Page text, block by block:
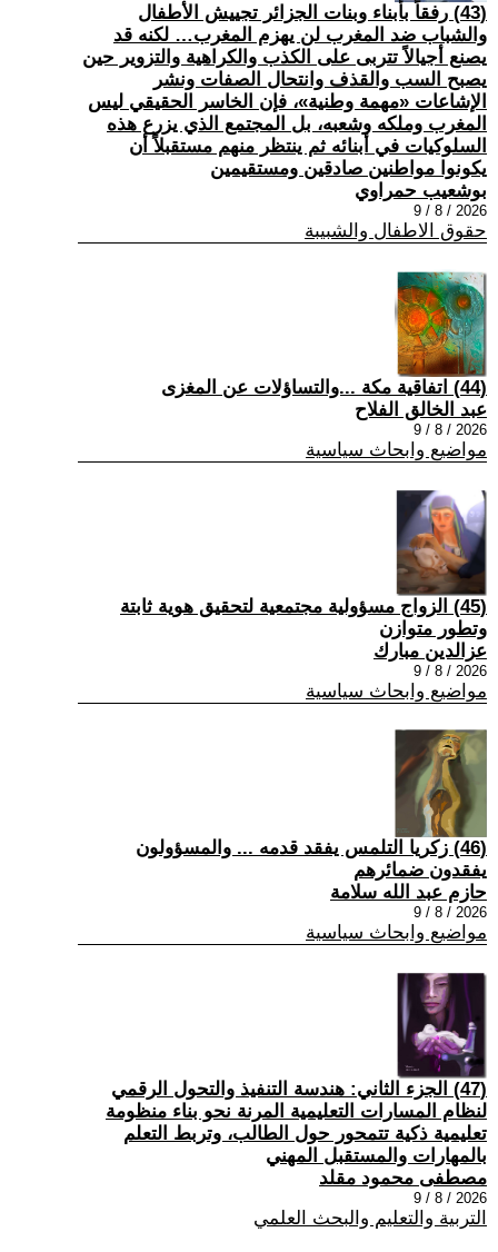
(43) رفقاً بأبناء وبنات الجزائر تجييش الأطفال
والشباب ضد المغرب لن يهزم المغرب… لكنه قد
يصنع أجيالاً تتربى على الكذب والكراهية والتزوير حين
يصبح السب والقذف وانتحال الصفات ونشر
الإشاعات «مهمة وطنية»، فإن الخاسر الحقيقي ليس
المغرب وملكه وشعبه، بل المجتمع الذي يزرع هذه
السلوكيات في أبنائه ثم ينتظر منهم مستقبلاً أن
يكونوا مواطنين صادقين ومستقيمين
بوشعيب حمراوي
2026 / 8 / 9
حقوق الاطفال والشبيبة
(44) اتفاقية مكة ...والتساؤلات عن المغزى
عبد الخالق الفلاح
2026 / 8 / 9
مواضيع وابحاث سياسية
(45) الزواج مسؤولية مجتمعية لتحقيق هوية ثابتة
وتطور متوازن
عزالدين مبارك
2026 / 8 / 9
مواضيع وابحاث سياسية
(46) زكريا التلمس يفقد قدمه ... والمسؤولون
يفقدون ضمائرهم
حازم عبد الله سلامة
2026 / 8 / 9
مواضيع وابحاث سياسية
(47) الجزء الثاني: هندسة التنفيذ والتحول الرقمي
لنظام المسارات التعليمية المرنة نحو بناء منظومة
تعليمية ذكية تتمحور حول الطالب، وتربط التعلم
بالمهارات والمستقبل المهني
مصطفى محمود مقلد
2026 / 8 / 9
التربية والتعليم والبحث العلمي